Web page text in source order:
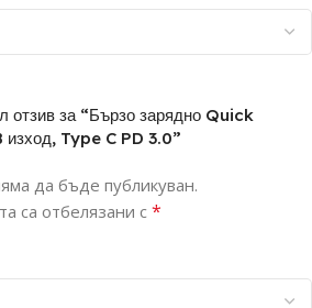
отзив за “Бързо зарядно Quick
Type C PD 3.0”
да бъде публикуван.
са отбелязани с *